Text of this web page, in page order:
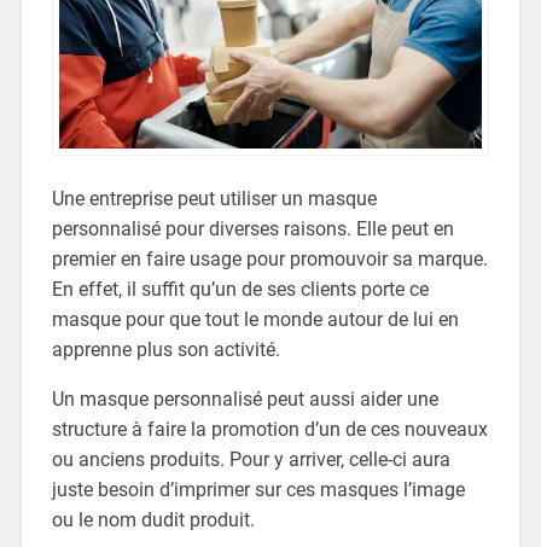
Une entreprise peut utiliser un masque
personnalisé pour diverses raisons. Elle peut en
premier en faire usage pour promouvoir sa marque.
En effet, il suffit qu’un de ses clients porte ce
masque pour que tout le monde autour de lui en
apprenne plus son activité.
Un masque personnalisé peut aussi aider une
structure à faire la promotion d’un de ces nouveaux
ou anciens produits. Pour y arriver, celle-ci aura
juste besoin d’imprimer sur ces masques l’image
ou le nom dudit produit.